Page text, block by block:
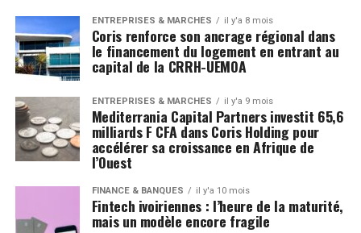
ENTREPRISES & MARCHÉS il y'a 8 mois
Coris renforce son ancrage régional dans
le financement du logement en entrant au
capital de la CRRH-UEMOA
ENTREPRISES & MARCHÉS il y'a 9 mois
Mediterrania Capital Partners investit 65,6
milliards F CFA dans Coris Holding pour
accélérer sa croissance en Afrique de
l’Ouest
FINANCE & BANQUES il y'a 10 mois
Fintech ivoiriennes : l’heure de la maturité,
mais un modèle encore fragile